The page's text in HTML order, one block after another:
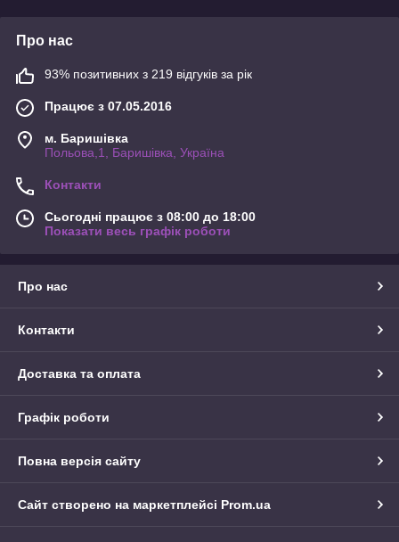
Про нас
93% позитивних з 219 відгуків за рік
Працює з 07.05.2016
м. Баришівка
Польова,1, Баришівка, Україна
Контакти
Сьогодні працює з 08:00 до 18:00
Показати весь графік роботи
Про нас
Контакти
Доставка та оплата
Графік роботи
Повна версія сайту
Сайт створено на маркетплейсі Prom.ua